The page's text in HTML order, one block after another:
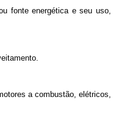
fonte energética e seu uso,
a combustão, elétricos,